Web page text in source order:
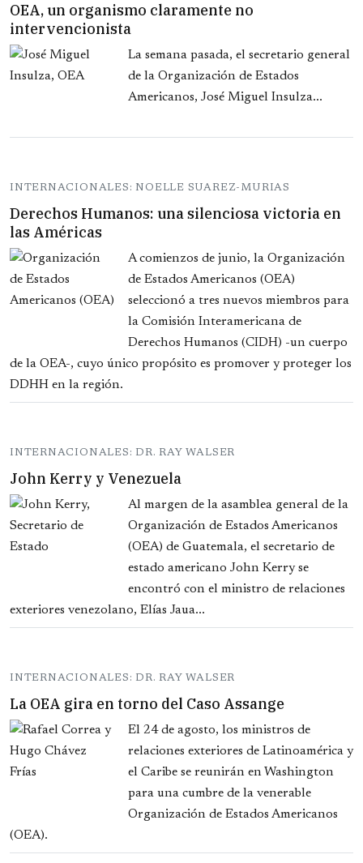
OEA, un organismo claramente no
intervencionista
La semana pasada, el secretario general
de la Organización de Estados
Americanos, José Miguel Insulza...
INTERNACIONALES: NOELLE SUAREZ-MURIAS
Derechos Humanos: una silenciosa victoria en
las Américas
A comienzos de junio, la Organización
de Estados Americanos (OEA)
seleccionó a tres nuevos miembros para
la Comisión Interamericana de
Derechos Humanos (CIDH) -un cuerpo
de la OEA-, cuyo único propósito es promover y proteger los
DDHH en la región.
INTERNACIONALES: DR. RAY WALSER
John Kerry y Venezuela
Al margen de la asamblea general de la
Organización de Estados Americanos
(OEA) de Guatemala, el secretario de
estado americano John Kerry se
encontró con el ministro de relaciones
exteriores venezolano, Elías Jaua...
INTERNACIONALES: DR. RAY WALSER
La OEA gira en torno del Caso Assange
El 24 de agosto, los ministros de
relaciones exteriores de Latinoamérica y
el Caribe se reunirán en Washington
para una cumbre de la venerable
Organización de Estados Americanos
(OEA).